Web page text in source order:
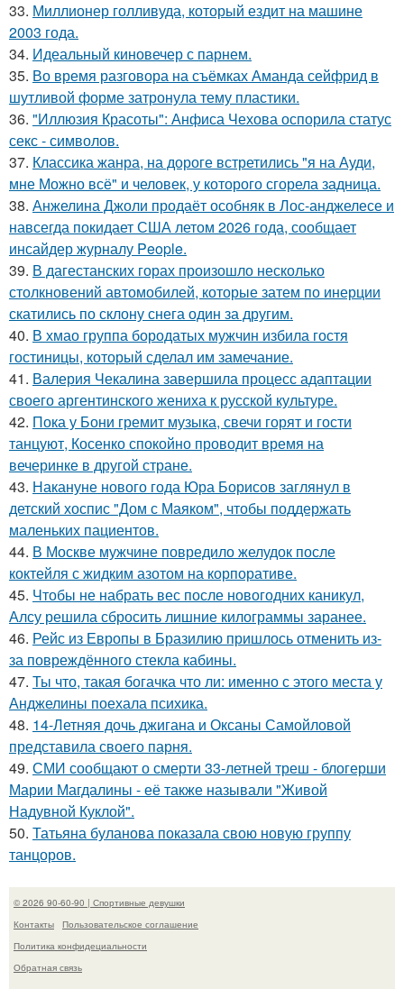
33. Миллионер голливуда, который ездит на машине
2003 года.
34. Идеальный киновечер с парнем.
35. Во время разговора на съёмках Аманда сейфрид в
шутливой форме затронула тему пластики.
36. "Иллюзия Красоты": Анфиса Чехова оспорила статус
секс - символов.
37. Классика жанра, на дороге встретились "я на Ауди,
мне Можно всё" и человек, у которого сгорела задница.
38. Анжелина Джоли продаёт особняк в Лос-анджелесе и
навсегда покидает США летом 2026 года, сообщает
инсайдер журналу People.
39. В дагестанских горах произошло несколько
столкновений автомобилей, которые затем по инерции
скатились по склону снега один за другим.
40. В хмао группа бородатых мужчин избила гостя
гостиницы, который сделал им замечание.
41. Валерия Чекалина завершила процесс адаптации
своего аргентинского жениха к русской культуре.
42. Пока у Бони гремит музыка, свечи горят и гости
танцуют, Косенко спокойно проводит время на
вечеринке в другой стране.
43. Накануне нового года Юра Борисов заглянул в
детский хоспис "Дом с Маяком", чтобы поддержать
маленьких пациентов.
44. В Москве мужчине повредило желудок после
коктейля с жидким азотом на корпоративе.
45. Чтобы не набрать вес после новогодних каникул,
Алсу решила сбросить лишние килограммы заранее.
46. Рейс из Европы в Бразилию пришлось отменить из-
за повреждённого стекла кабины.
47. Ты что, такая богачка что ли: именно с этого места у
Анджелины поехала психика.
48. 14-Летняя дочь джигана и Оксаны Самойловой
представила своего парня.
49. СМИ сообщают о смерти 33-летней треш - блогерши
Марии Магдалины - её также называли "Живой
Надувной Куклой".
50. Татьяна буланова показала свою новую группу
танцоров.
© 2026 90-60-90 | Спортивные девушки
Контакты
Пользовательское соглашение
Политика конфидециальности
Обратная связь